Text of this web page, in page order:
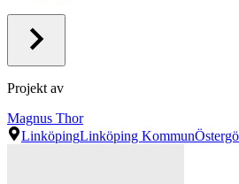
Projekt av
Magnus Thor
LinköpingLinköping Kommun